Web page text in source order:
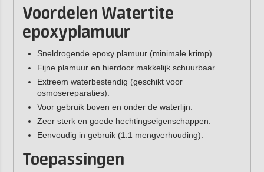
Voordelen Watertite
epoxyplamuur
Sneldrogende epoxy plamuur (minimale krimp).
Fijne plamuur en hierdoor makkelijk schuurbaar.
Extreem waterbestendig (geschikt voor
osmosereparaties).
Voor gebruik boven en onder de waterlijn.
Zeer sterk en goede hechtingseigenschappen.
Eenvoudig in gebruik (1:1 mengverhouding).
Toepassingen